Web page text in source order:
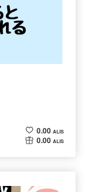
0.00 ALIS
0.00 ALIS